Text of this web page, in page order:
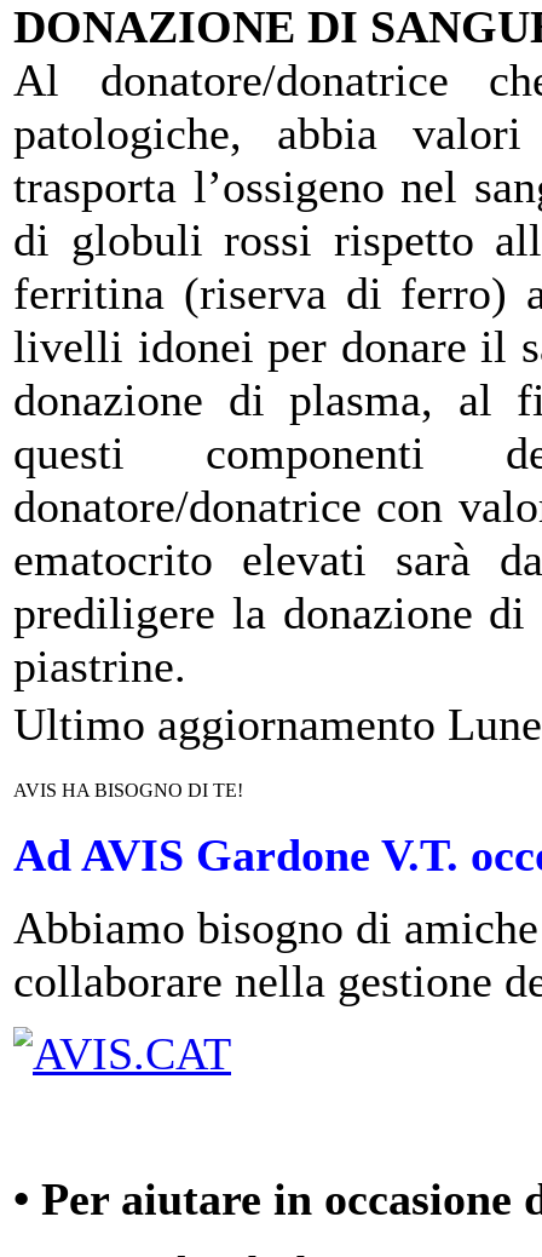
DONAZIONE DI
Al donatore/donatrice
patologiche, abbia
trasporta l’ossigeno nel
di globuli rossi rispetto
ferritina (riserva di ferro)
livelli idonei per donare il
donazione di plasma, al
questi componenti
donatore/donatrice con
ematocrito elevati sarà
prediligere la donazione di
piastrine.
Ultimo aggiornamento
AVIS HA BISOGNO DI TE!
Ad AVIS Gardone V.T.
Abbiamo bisogno di
collaborare nella gestione
• Per aiutare in occasione